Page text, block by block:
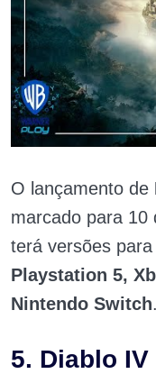
O lançamento de
marcado para 10
terá versões para
Playstation 5,
Nintendo Switch.
5. Diablo IV